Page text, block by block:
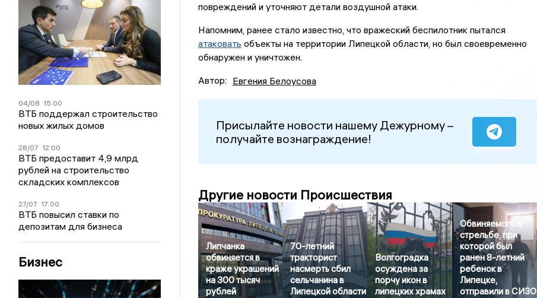
04/08 15:00
ВТБ поддержал строительство
новых жилых домов
28/07 12:00
ВТБ предоставит 4,9 млрд
рублей на строительство
складских комплексов
27/07 17:00
ВТБ повысил ставки по
депозитам для бизнеса
Бизнес
повреждений и уточняют детали воздушной атаки.
Напомним, ранее стало известно, что вражеский беспилотник пытался
атаковать объекты на территории Липецкой области, но был своевременно
обнаружен и уничтожен.
Автор: Евгения Белоусова
Присылайте новости нашему Дежурному –
получайте вознаграждение!
Другие новости Происшествия
Липчанка
обвиняется в
краже украшений
на 300 тысяч
рублей
70-летний
тракторист
насмерть сбил
сельчанина в
Липецкой области
Волгоградка
осуждена за
порчу икон в
липецких храмах
Обвиняемого в
стрельбе, при
которой был
ранен 8-летний
ребенок в
Липецке,
отправили в СИЗО